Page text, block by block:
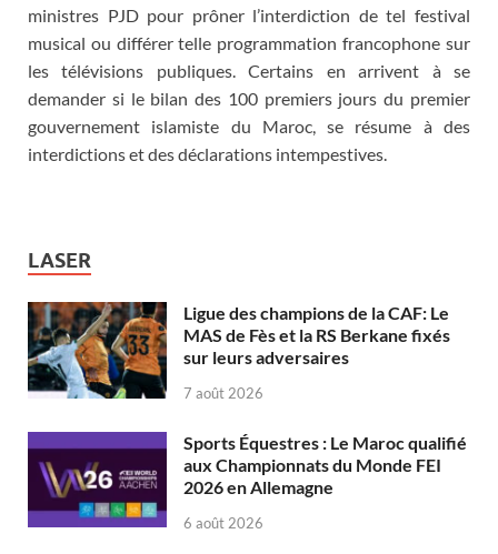
ministres PJD pour prôner l’interdiction de tel festival
musical ou différer telle programmation francophone sur
les télévisions publiques. Certains en arrivent à se
demander si le bilan des 100 premiers jours du premier
gouvernement islamiste du Maroc, se résume à des
interdictions et des déclarations intempestives.
LASER
Ligue des champions de la CAF: Le
MAS de Fès et la RS Berkane fixés
sur leurs adversaires
7 août 2026
Sports Équestres : Le Maroc qualifié
aux Championnats du Monde FEI
2026 en Allemagne
6 août 2026